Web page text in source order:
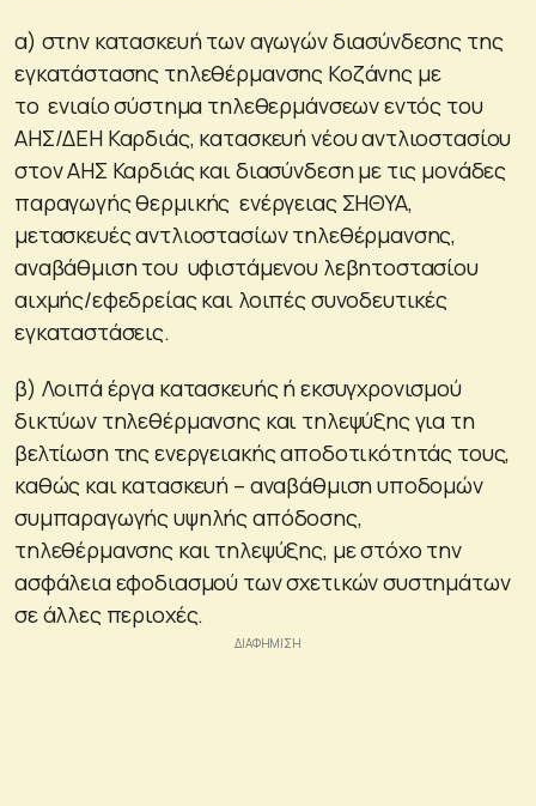
α) στην κατασκευή των αγωγών διασύνδεσης της
εγκατάστασης τηλεθέρμανσης Κοζάνης με
το ενιαίο σύστημα τηλεθερμάνσεων εντός του
ΑΗΣ/ΔΕΗ Καρδιάς, κατασκευή νέου αντλιοστασίου
στον ΑΗΣ Καρδιάς και διασύνδεση με τις μονάδες
παραγωγής θερμικής ενέργειας ΣΗΘΥΑ,
μετασκευές αντλιοστασίων τηλεθέρμανσης,
αναβάθμιση του υφιστάμενου λεβητοστασίου
αιχμής/εφεδρείας και λοιπές συνοδευτικές
εγκαταστάσεις.
β) Λοιπά έργα κατασκευής ή εκσυγχρονισμού
δικτύων τηλεθέρμανσης και τηλεψύξης για τη
βελτίωση της ενεργειακής αποδοτικότητάς τους,
καθώς και κατασκευή – αναβάθμιση υποδομών
συμπαραγωγής υψηλής απόδοσης,
τηλεθέρμανσης και τηλεψύξης, με στόχο την
ασφάλεια εφοδιασμού των σχετικών συστημάτων
σε άλλες περιοχές.